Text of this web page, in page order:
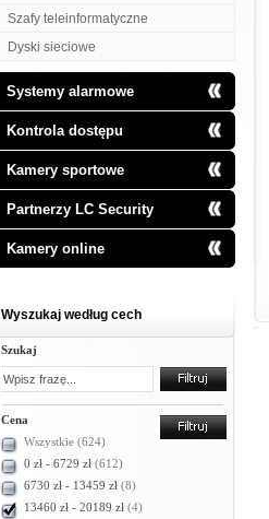
Szafy teleinformatyczne
Dyski sieciowe
Systemy alarmowe
Kontrola dostępu
Kamery sportowe
Partnerzy LC Security
Kamery online
Wyszukaj według cech
Szukaj
Cena
Wszystkie (624)
0 zł - 6729 zł (612)
6730 zł - 13459 zł (8)
13460 zł - 20189 zł (4)